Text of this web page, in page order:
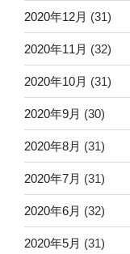
2020年12月 (31)
2020年11月 (32)
2020年10月 (31)
2020年9月 (30)
2020年8月 (31)
2020年7月 (31)
2020年6月 (32)
2020年5月 (31)